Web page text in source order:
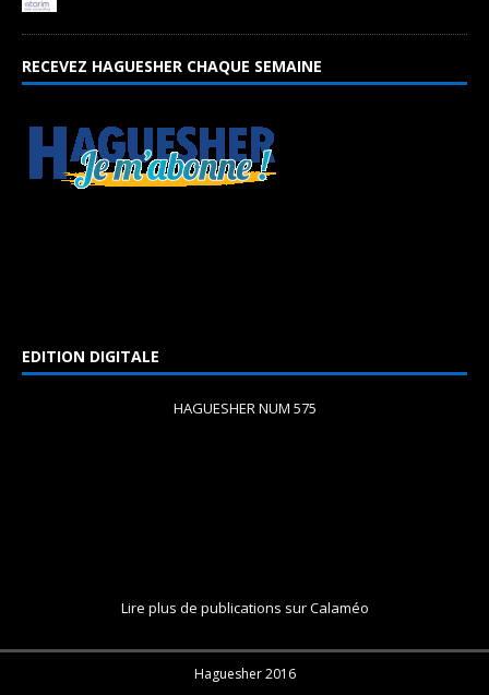
RECEVEZ HAGUESHER CHAQUE SEMAINE
EDITION DIGITALE
HAGUESHER NUM 575
Lire plus de publications sur Calaméo
Haguesher 2016